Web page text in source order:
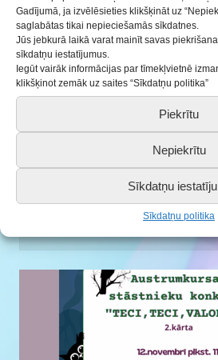
Gadījumā, ja izvēlēsieties klikšķināt uz
saglabātas tikai nepieciešamās sīkdatnes.
Jūs jebkurā laikā varat mainīt savas
sīkdatņu iestatījumus.
Iegūt vairāk informācijas par tīmekļvietnē
klikšķinot zemāk uz saites “Sīkdatņu politika”
Piekrītu
Nepiekrītu
Sīkdatņu
Sīkdatņu politika
“Saldus novada jauniešu